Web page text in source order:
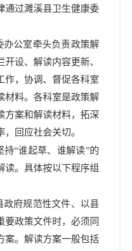
通过濉溪县卫生健康委
办公室牵头负责政策解
设、解读内容更新、
作，协调、督促各科室
材料。各科室是政策解
方案和解读材料，拓深
回应社会关切。
持“谁起草、谁解读”的
读。具体按以下程序组
政府规范性文件、以县
要政策文件时，必须同
案。解读方案一般包括